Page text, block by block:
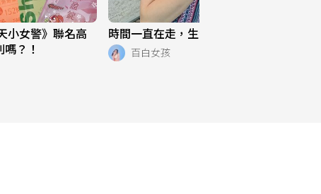
女警》聯名高
？！
時間一直在走，生活也是 ⌚️
百白女孩